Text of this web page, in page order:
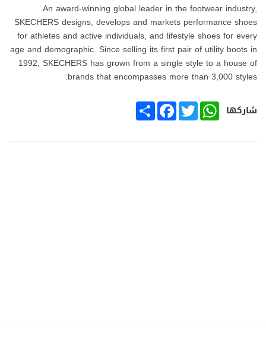
An award-winning global leader in the footwear industry,
SKECHERS designs, develops and markets performance shoes
for athletes and active individuals, and lifestyle shoes for every
age and demographic. Since selling its first pair of utility boots in
1992, SKECHERS has grown from a single style to a house of
brands that encompasses more than 3,000 styles.
شاركها SHARE
FACEBOOKTWITTER
WHATSAPP